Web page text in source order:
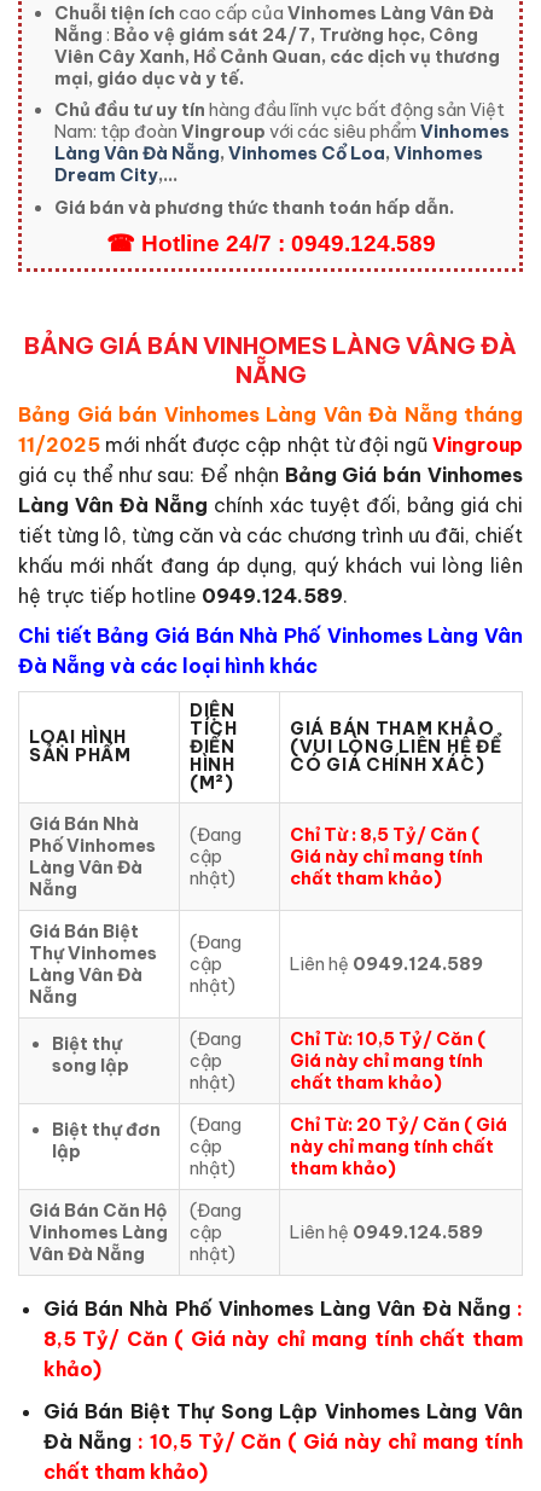
Chuỗi tiện ích cao cấp của Vinhomes Làng Vân Đà
Nẵng : Bảo vệ giám sát 24/7, Trường học, Công
Viên Cây Xanh, Hồ Cảnh Quan, các dịch vụ thương
mại, giáo dục và y tế.
Chủ đầu tư uy tín hàng đầu lĩnh vực bất động sản Việt
Nam: tập đoàn Vingroup với các siêu phẩm Vinhomes
Làng Vân Đà Nẵng,Vinhomes Cổ Loa,Vinhomes
Dream City,...
Giá bán và phương thức thanh toán hấp dẫn.
☎ Hotline 24/7 : 0949.124.589
BẢNG GIÁ BÁN VINHOMES LÀNG VÂNG ĐÀ
NẴNG
Bảng Giá bán Vinhomes Làng Vân Đà Nẵng tháng
11/2025 mới nhất được cập nhật từ đội ngũVingroup
giá cụ thể như sau: Để nhận Bảng Giá bán Vinhomes
Làng Vân Đà Nẵng chính xác tuyệt đối, bảng giá chi
tiết từng lô, từng căn và các chương trình ưu đãi, chiết
khấu mới nhất đang áp dụng, quý khách vui lòng liên
hệ trực tiếp hotline 0949.124.589.
Chi tiết Bảng Giá Bán Nhà Phố Vinhomes Làng Vân
Đà Nẵng và các loại hình khác
LOẠI HÌNH
SẢN PHẨM
DIỆN
TÍCH
ĐIỂN
HÌNH
(M²)
GIÁ BÁN THAM KHẢO
(VUI LÒNG LIÊN HỆ ĐỂ
CÓ GIÁ CHÍNH XÁC)
Giá Bán Nhà
Phố Vinhomes
Làng Vân Đà
Nẵng
(Đang
cập
nhật)
Chỉ Từ : 8,5 Tỷ/ Căn (
Giá này chỉ mang tính
chất tham khảo)
Giá Bán Biệt
Thự Vinhomes
Làng Vân Đà
Nẵng
(Đang
cập
nhật)
Liên hệ 0949.124.589
Biệt thự
song lập
(Đang
cập
nhật)
Chỉ Từ: 10,5 Tỷ/ Căn (
Giá này chỉ mang tính
chất tham khảo)
Biệt thự đơn
lập
(Đang
cập
nhật)
Chỉ Từ: 20 Tỷ/ Căn ( Giá
này chỉ mang tính chất
tham khảo)
Giá Bán Căn Hộ
Vinhomes Làng
Vân Đà Nẵng
(Đang
cập
nhật)
Liên hệ 0949.124.589
Giá Bán Nhà Phố Vinhomes Làng Vân Đà Nẵng :
8,5 Tỷ/ Căn ( Giá này chỉ mang tính chất tham
khảo)
Giá Bán Biệt Thự Song Lập Vinhomes Làng Vân
Đà Nẵng : 10,5 Tỷ/ Căn ( Giá này chỉ mang tính
chất tham khảo)